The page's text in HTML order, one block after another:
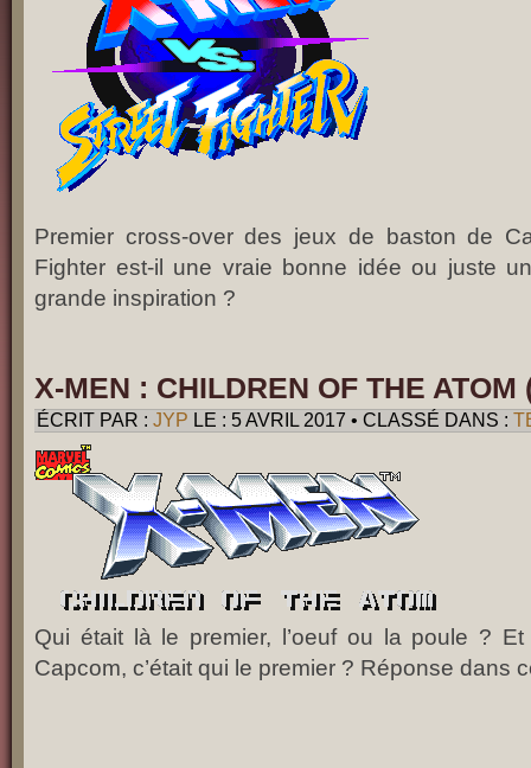
Premier cross-over des jeux de baston de
Fighter est-il une vraie bonne idée ou juste
grande inspiration ?
X-MEN : CHILDREN OF THE ATOM
ÉCRIT PAR : JYP LE : 5 AVRIL 2017 • CLASSÉ DANS :
Qui était là le premier, l’oeuf ou la poule ?
Capcom, c’était qui le premier ? Réponse dans